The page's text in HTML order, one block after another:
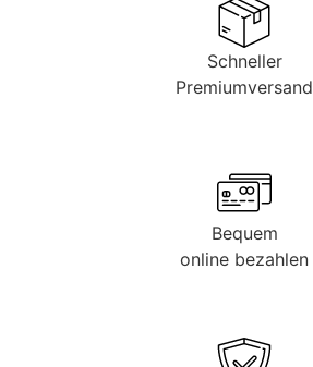
Schneller
Premiumversand
Bequem
online bezahlen